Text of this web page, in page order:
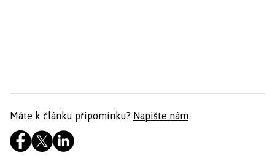
Máte k článku připomínku? Napište nám